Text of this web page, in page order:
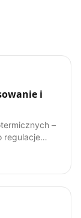
i
–
regulacje